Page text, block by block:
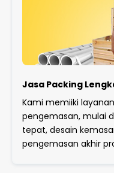
Jasa Packing
Kami memiiki
pengemasan, mulai
tepat, desain
pengemasan akhir